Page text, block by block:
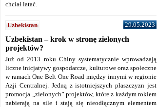
chciał latać.
Uzbekistan 29.05.2023
Uzbekistan – krok w stronę zielonych
projektów?
Już od 2013 roku Chiny systematycznie wprowadzają
liczne inicjatywy gospodarcze, kulturowe oraz społeczne
w ramach One Belt One Road między innymi w regionie
Azji Centralnej. Jedną z istotniejszych płaszczyzn jest
promocja „zielonych” projektów, które z każdym rokiem
nabierają na sile i stają się nieodłącznym elementem